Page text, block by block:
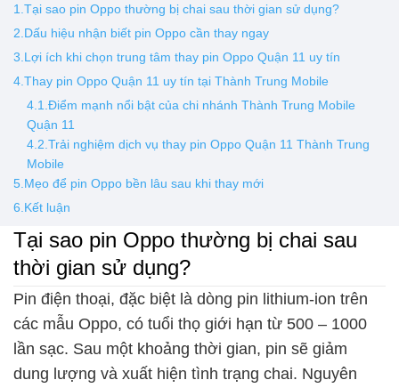
Vỏ iPhone Vỏ Samsung Vỏ Xiaomi Vỏ Oppo
Vỏ Huawei Vỏ Vivo
1.Tại sao pin Oppo thường bị chai sau thời gian sử dụng?
2.Dấu hiệu nhận biết pin Oppo cần thay ngay
3.Lợi ích khi chọn trung tâm thay pin Oppo Quận 11 uy tín
4.Thay pin Oppo Quận 11 uy tín tại Thành Trung Mobile
4.1.Điểm mạnh nổi bật của chi nhánh Thành Trung Mobile
Quận 11
4.2.Trải nghiệm dịch vụ thay pin Oppo Quận 11 Thành Trung
Mobile
5.Mẹo để pin Oppo bền lâu sau khi thay mới
6.Kết luận
Tại sao pin Oppo thường bị chai sau
thời gian sử dụng?
Pin điện thoại, đặc biệt là dòng pin lithium-ion trên
các mẫu Oppo, có tuổi thọ giới hạn từ 500 – 1000
lần sạc. Sau một khoảng thời gian, pin sẽ giảm
dung lượng và xuất hiện tình trạng chai. Nguyên